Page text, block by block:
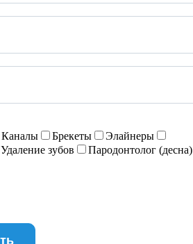
Каналы Брекеты
Элайнеры
Удаление зубов
Пародонтолог (десна)